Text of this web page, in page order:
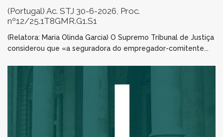
(Portugal) Ac. STJ 30-6-2026, Proc.
nº12/25.1T8GMR.G1.S1
(Relatora: Maria Olinda Garcia) O Supremo Tribunal de Justiça
considerou que «a seguradora do empregador-comitente...